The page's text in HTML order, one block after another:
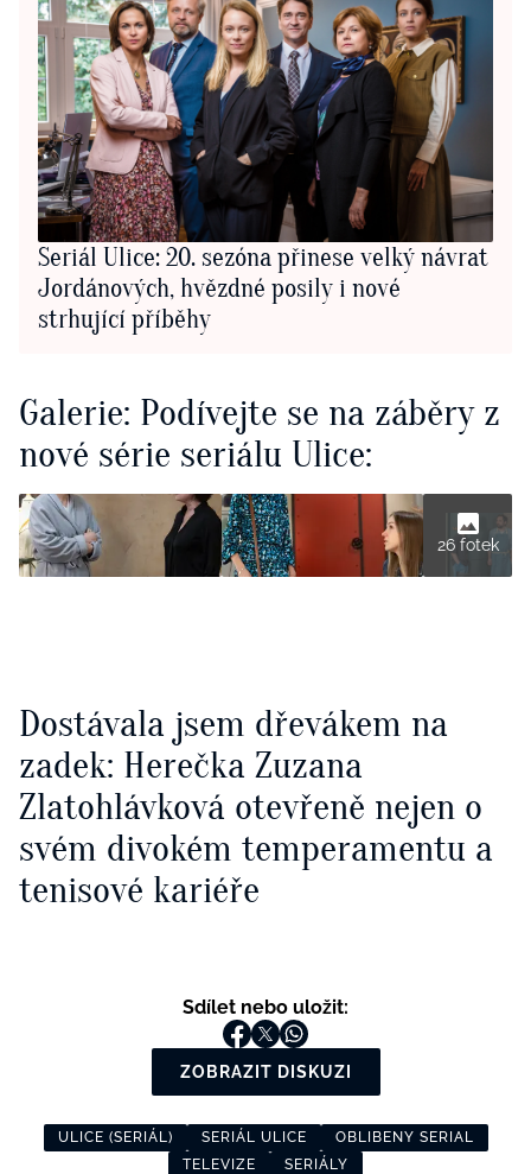
Seriál Ulice: 20. sezóna přinese velký návrat
Jordánových, hvězdné posily i nové
strhující příběhy
Galerie: Podívejte se na záběry z
nové série seriálu Ulice:
26 fotek
Dostávala jsem dřevákem na
zadek: Herečka Zuzana
Zlatohlávková otevřeně nejen o
svém divokém temperamentu a
tenisové kariéře
Sdílet nebo uložit:
ZOBRAZIT DISKUZI
ULICE (SERIÁL) SERIÁL ULICE
OBLIBENY SERIAL
TELEVIZE
SERIÁLY